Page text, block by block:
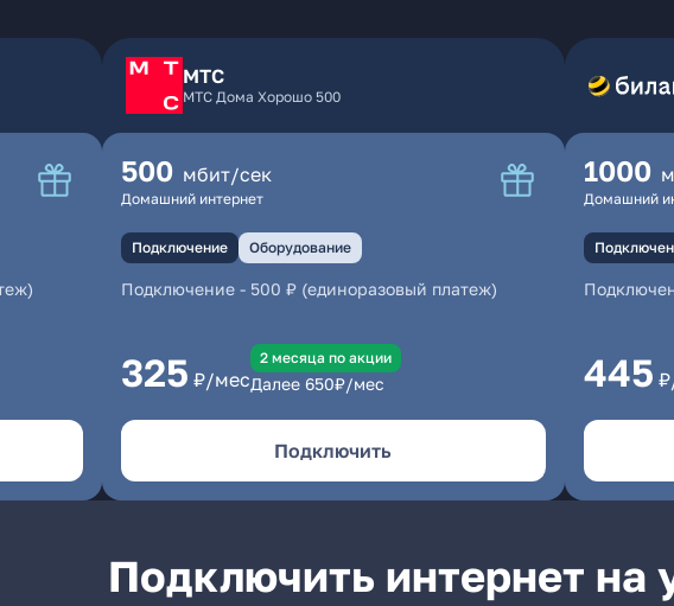
МТС
МТС Дома Хорошо 500
500 мбит/сек
Домашний интернет
Подключение Оборудование
Подключение- 500 ₽ (единоразовый платеж)
325 ₽/мес
2 месяцa по акции
Далее 650₽/мес
Подключить
1000
Домашний
445
Подключить интернет на